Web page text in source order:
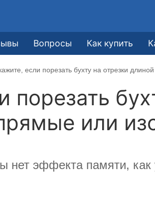
Вопросы Как купить
если порезать бухту на отрезки
порезать
или
нет эффекта памяти,